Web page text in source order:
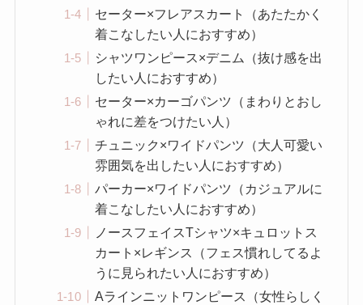
セーター×フレアスカート（あたたかく
着こなしたい人におすすめ）
シャツワンピース×デニム（抜け感を出
したい人におすすめ）
セーター×カーゴパンツ（まわりとおし
ゃれに差をつけたい人）
チュニック×ワイドパンツ（大人可愛い
雰囲気を出したい人におすすめ）
パーカー×ワイドパンツ（カジュアルに
着こなしたい人におすすめ）
ノースフェイスTシャツ×キュロットス
カート×レギンス（フェス慣れしてるよ
うに見られたい人におすすめ）
Aラインニットワンピース（女性らしく